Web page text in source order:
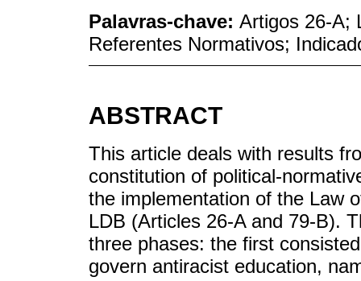
Palavras-chave: Artigos 26-A;
Referentes Normativos;
ABSTRACT
This article deals with results
constitution of political-
the implementation of the Law
LDB (Articles 26-A and 79-B).
three phases: the first
govern antiracist education,